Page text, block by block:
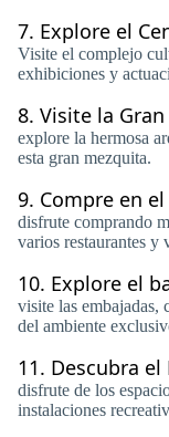
7. Explore el
Visite el complejo
exhibiciones y
8. Visite la
explore la hermosa
esta gran mezquita.
9. Compre en
disfrute comprando
varios restaurantes y
10. Explore el
visite las embajadas,
del ambiente
11. Descubra
disfrute de los
instalaciones